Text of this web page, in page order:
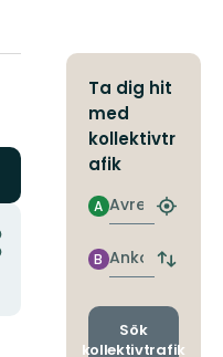
Ta dig hit
med
kollektivtr
afik
Avresa
A
Hitta
Ankomst
B
Byt
och
Sök
kollektivtrafik